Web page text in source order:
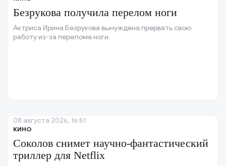
Безрукова получила перелом ноги
Актриса Ирина Безрукова вынуждена прервать свою
работу из-за перелома ноги.
КИНО
Соколов снимет научно-фантастический
триллер для Netflix
08 августа 2026, 16:51